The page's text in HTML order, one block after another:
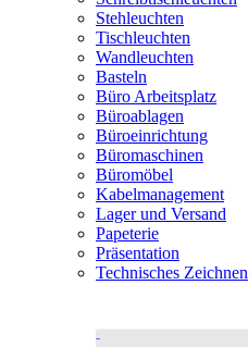
Stehleuchten
Tischleuchten
Wandleuchten
Basteln
Büro Arbeitsplatz
Büroablagen
Büroeinrichtung
Büromaschinen
Büromöbel
Kabelmanagement
Lager und Versand
Papeterie
Präsentation
Technisches Zeichnen